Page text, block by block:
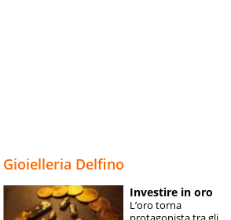
SPECIALI
Gioielleria Delfino
Investire in oro
L’oro torna